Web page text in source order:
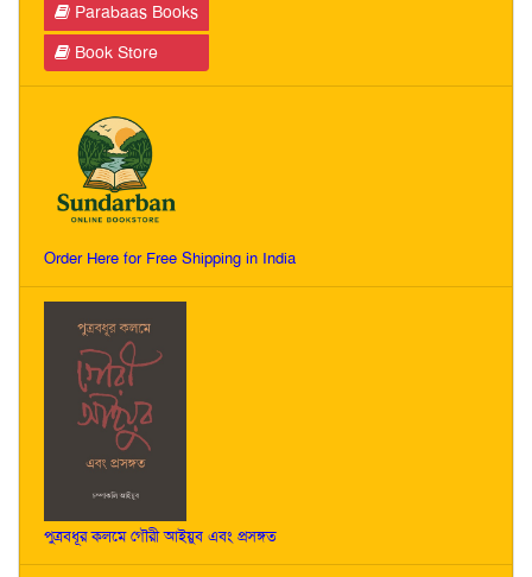
Parabaas Books
Book Store
Order Here for Free Shipping in India
পুত্রবধূর কলমে গৌরী আইয়ুব এবং প্রসঙ্গত